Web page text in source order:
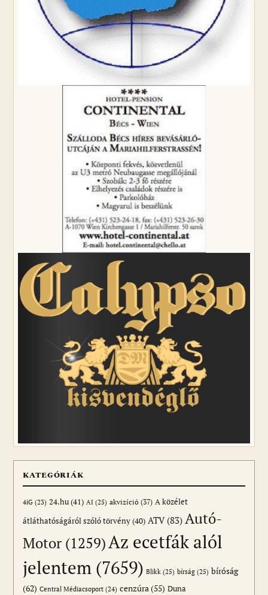
KATEGÓRIÁK
4iG (23) 24.hu(41) AI (25) akvizíció (37) A közélet
átláthatóságáról szóló törvény(40) ATV(83) Autó-
Motor (1259)Az ecetfák alól
jelentem (7659) Blikk (25) bírság (25) bíróság
(62) Central Médiacsoport (24) cenzúra(55) Duna